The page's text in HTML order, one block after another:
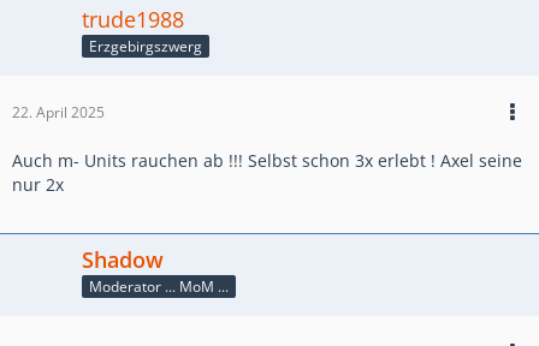
trude1988
Erzgebirgszwerg
22. April 2025
Auch m- Units rauchen ab !!! Selbst schon 3x erlebt ! Axel seine
nur 2x
Shadow
Moderator ... MoM ...